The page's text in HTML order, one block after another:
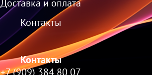
Доставка и оплата
Контакты
Контакты
+7 (909) 384 80 07